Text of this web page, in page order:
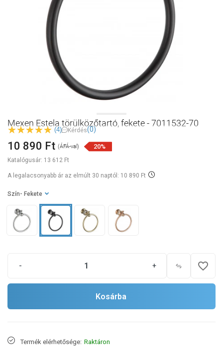
Mexen Estela törülközőtartó, fekete - 7011532-70
(4) Kérdés(0)
Katalógusár: 13 612 Ft
10 890 Ft (ÁFÁ-val) 20%
A legalacsonyabb ár az elmúlt 30 naptól: 10 890 Ft
Szín - Fekete
- + favorite_border
Kosárba
Termék elérhetősége: Raktáron